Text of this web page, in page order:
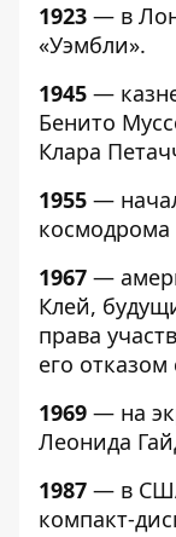
1923 — в
«Уэмбли».
1945 —
Бенито
Клара
1955 —
космодрома
1967 —
Клей,
права
его
1969 — на
Леонида
1987 — в
компакт-